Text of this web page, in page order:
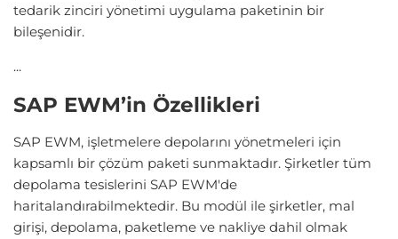
tedarik zinciri yönetimi uygulama paketinin bir
bileşenidir.
...
SAP EWM’in Özellikleri
SAP EWM, işletmelere depolarını yönetmeleri için
kapsamlı bir çözüm paketi sunmaktadır. Şirketler tüm
depolama tesislerini SAP EWM'de
haritalandırabilmektedir. Bu modül ile şirketler, mal
girişi, depolama, paketleme ve nakliye dahil olmak